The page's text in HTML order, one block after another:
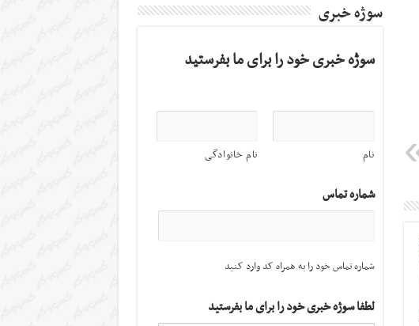
سوژه خبری
سوژه خبری خود را برای ما بفرستید
نام نام خانوادگی
شماره تماس
شماره تماس خود را به همراه کد وارد کنید
لطفا سوژه خبری خود را برای ما بفرستید